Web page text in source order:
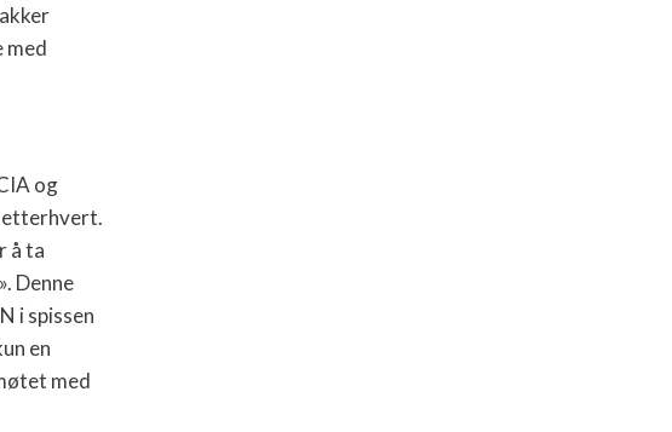
med
og
etterhvert.
å ta
Denne
i spissen
en
med